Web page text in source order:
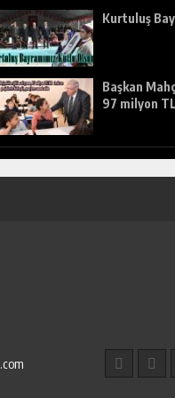
Kurtuluş
Başkan
97 milyon